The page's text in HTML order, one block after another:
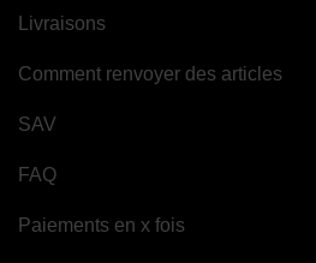
Livraisons
Comment renvoyer des articles
SAV
FAQ
Paiements en x fois